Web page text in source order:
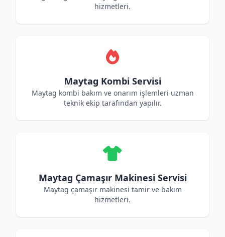
hizmetleri.
Maytag Kombi Servisi
Maytag kombi bakım ve onarım işlemleri uzman
teknik ekip tarafından yapılır.
Maytag Çamaşır Makinesi Servisi
Maytag çamaşır makinesi tamir ve bakım
hizmetleri.